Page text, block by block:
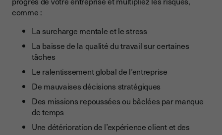
comme :
La surcharge mentale et le stress
La baisse de la qualité du travail sur certaines
tâches
Le ralentissement global de l’entreprise
De mauvaises décisions stratégiques
Des missions repoussées ou bâclées par manque
de temps
Une détérioration de l’expérience client et des